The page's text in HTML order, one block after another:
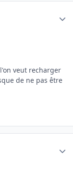
veut recharger
de ne pas être